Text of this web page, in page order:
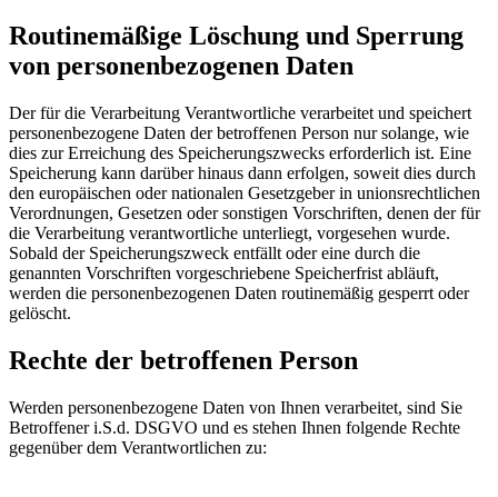
Routinemäßige Löschung und Sperrung
von personenbezogenen Daten
Der für die Verarbeitung Verantwortliche verarbeitet und speichert
personenbezogene Daten der betroffenen Person nur solange, wie
dies zur Erreichung des Speicherungszwecks erforderlich ist. Eine
Speicherung kann darüber hinaus dann erfolgen, soweit dies durch
den europäischen oder nationalen Gesetzgeber in unionsrechtlichen
Verordnungen, Gesetzen oder sonstigen Vorschriften, denen der für
die Verarbeitung verantwortliche unterliegt, vorgesehen wurde.
Sobald der Speicherungszweck entfällt oder eine durch die
genannten Vorschriften vorgeschriebene Speicherfrist abläuft,
werden die personenbezogenen Daten routinemäßig gesperrt oder
gelöscht.
Rechte der betroffenen Person
Werden personenbezogene Daten von Ihnen verarbeitet, sind Sie
Betroffener i.S.d. DSGVO und es stehen Ihnen folgende Rechte
gegenüber dem Verantwortlichen zu: